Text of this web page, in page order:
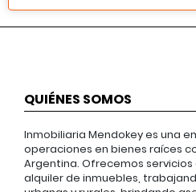
QUIÉNES SOMOS
Inmobiliaria Mendokey es una
operaciones en bienes raíces
Argentina. Ofrecemos
alquiler de inmuebles,